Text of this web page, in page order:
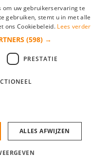
om uw gebruikerservaring te
gebruiken, stemt u in met alle
ons Cookiebeleid. Lees verder
(598) →
PRESTATIE
ALLES AFWIJZEN